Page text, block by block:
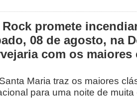
Rock promete
08 de agosto, na
com os
Maria traz os maiores
para uma noite de